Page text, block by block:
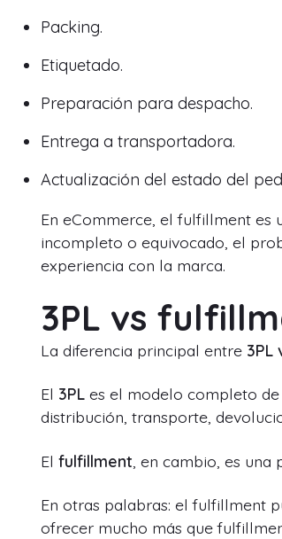
Packing.
Etiquetado.
Preparación para despacho.
Entrega a transportadora.
Actualización del estado del
En eCommerce, el fulfillment es
incompleto o equivocado, el
experiencia con la marca.
3PL vs
La diferencia principal entre 3PL
El 3PL es el modelo completo
distribución, transporte,
El fulfillment , en cambio, es
En otras palabras: el fulfillment
ofrecer mucho más que